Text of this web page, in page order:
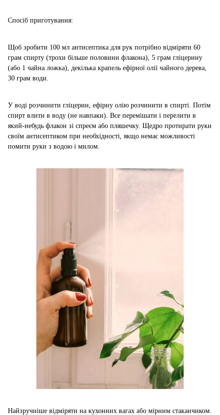
Спосіб приготування:
Щоб зробити 100 мл антисептика для рук потрібно відміряти 60
грам спирту (трохи більше половини флакона), 5 грам гліцерину
(або 1 чайна ложка), декілька крапель ефірної олії чайного дерева,
30 грам води.
У воді розчинити гліцерин, ефірну олію розчинити в спирті. Потім
спирт влити в воду (не навпаки). Все перемішати і перелити в
який-небудь флакон зі спреєм або пляшечку. Щедро протирати руки
своїм антисептиком при необхідності, якщо немає можливості
помити руки з водою і милом.
Найзручніше відміряти на кухонних вагах або мірним стаканчиком.